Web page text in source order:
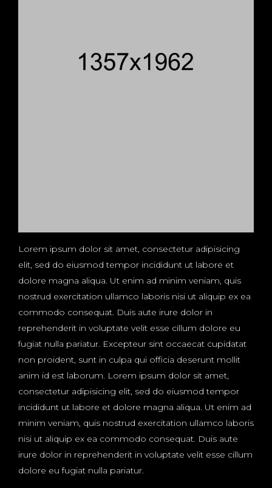
Lorem ipsum dolor sit amet, consectetur adipisicing
elit, sed do eiusmod tempor incididunt ut labore et
dolore magna aliqua. Ut enim ad minim veniam, quis
nostrud exercitation ullamco laboris nisi ut aliquip ex ea
commodo consequat. Duis aute irure dolor in
reprehenderit in voluptate velit esse cillum dolore eu
fugiat nulla pariatur. Excepteur sint occaecat cupidatat
non proident, sunt in culpa qui officia deserunt mollit
anim id est laborum. Lorem ipsum dolor sit amet,
consectetur adipisicing elit, sed do eiusmod tempor
incididunt ut labore et dolore magna aliqua. Ut enim ad
minim veniam, quis nostrud exercitation ullamco laboris
nisi ut aliquip ex ea commodo consequat. Duis aute
irure dolor in reprehenderit in voluptate velit esse cillum
dolore eu fugiat nulla pariatur.